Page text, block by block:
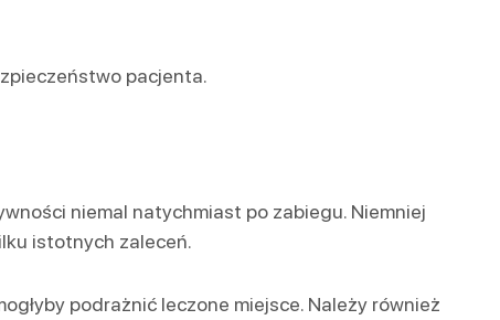
pacjenta.
niemal natychmiast po zabiegu. Niemniej
istotnych zaleceń.
podrażnić leczone miejsce. Należy również